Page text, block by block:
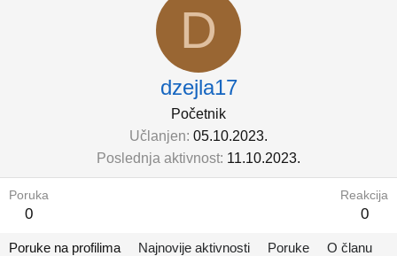
D
dzejla17
Početnik
Učlanjen 05.10.2023.
Poslednja aktivnost 11.10.2023.
Poruka
0
Reakcija
0
Poruke na profilima Najnovije aktivnosti Poruke O članu